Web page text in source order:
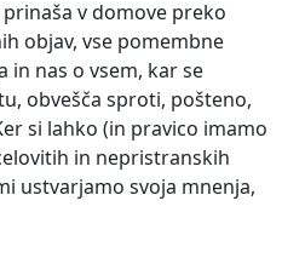
v domove preko
objav, vse pomembne
in nas o vsem, kar se
obvešča sproti, pošteno,
si lahko (in pravico imamo
in nepristranskih
ustvarjamo svoja mnenja,